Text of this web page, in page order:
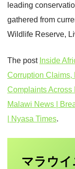
leading
gathered from
Wildlife Reserve,
The post Inside
Corruption Claims,
Complaints
Malawi News |
| Nyasa Times.
マラウイ